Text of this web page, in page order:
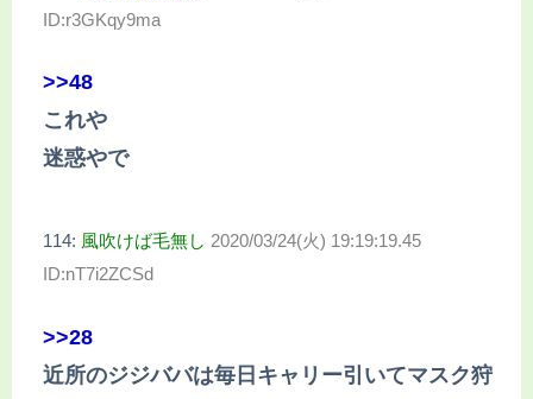
ID:r3GKqy9ma
>>48
これや
迷惑やで
114: 風吹けば毛無し 2020/03/24(火) 19:19:19.45
ID:nT7i2ZCSd
>>28
近所のジジババは毎日キャリー引いてマスク狩